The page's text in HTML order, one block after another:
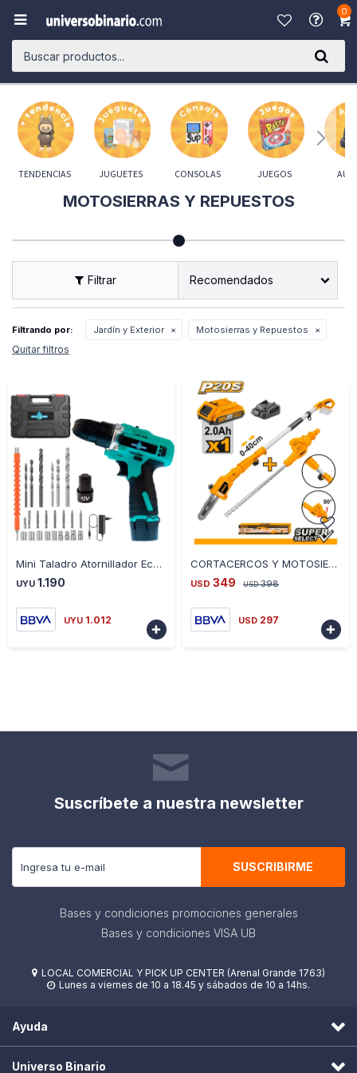
0

TENDENCIAS JUGUETES CONSOLAS JUEGOS
MOTOSIERRAS Y REPUESTOS
Recomendados
Filtrando por: Jardín y Exterior Motosierras y Repuestos
Quitar filtros
Mini Taladro Atornillador Ecodrop 10MM 12V
UYU 1.190
UYU 1.012

CORTACERCOS Y MOTOSIERRA DE ALTURA INGCO CPTS201681 20V
USD 349 USD 398
USD 297
- +

Suscríbete a nuestra newsletter
SUSCRIBIRME
Bases y condiciones promociones generales
Bases y condiciones VISA UB
 LOCAL COMERCIAL Y PICK UP CENTER (Arenal Grande 1763)
 Lunes a viernes de 10 a 18.45 y sábados de 10 a 14hs.
Ayuda
Universo Binario